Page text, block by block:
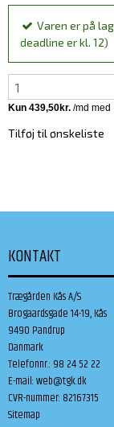
Varen er på
deadline er kl. 12)
Tilføj til ønskeliste
KONTAKT
Trægården Kås A/S
Brogaardsgade 14-19, Kås
9490 Pandrup
Danmark
Telefonnr.: 98 24 52 22
E-mail:web@tgk.dk
CVR-nummer: 82167315
Sitemap